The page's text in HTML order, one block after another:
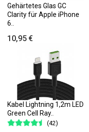
Gehärtetes Glas GC
Clarity für Apple iPhone
6..
10,95 €
Kabel Lightning 1,2m LED
Green Cell Ray..
(42)